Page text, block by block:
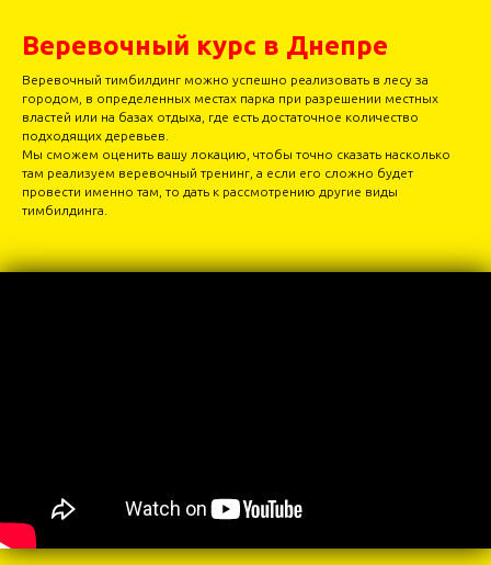
Веревочный курс в Днепре
Веревочный тимбилдинг можно успешно реализовать в лесу за
городом, в определенных местах парка при разрешении местных
властей или на базах отдыха, где есть достаточное количество
подходящих деревьев.
Мы сможем оценить вашу локацию, чтобы точно сказать насколько
там реализуем веревочный тренинг, а если его сложно будет
провести именно там, то дать к рассмотрению другие виды
тимбилдинга.